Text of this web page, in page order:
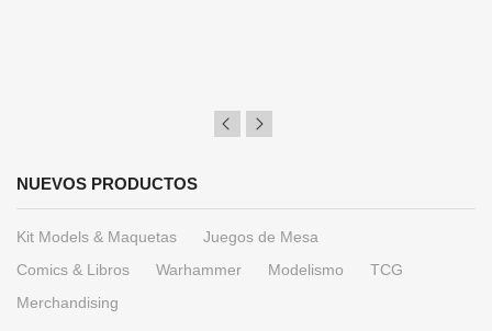
NUEVOS PRODUCTOS
Kit Models & Maquetas
Juegos de Mesa
Comics & Libros
Warhammer Modelismo
TCG
Merchandising